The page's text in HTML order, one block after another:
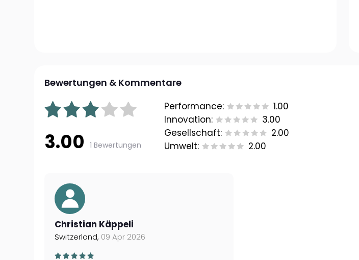
Bewertungen & Kommentare
3.00 1 Bewertungen
Performance:
1.00
Innovation:
3.00
Gesellschaft:
2.00
Umwelt:
2.00
Christian Käppeli
Switzerland, 09 Apr 2026